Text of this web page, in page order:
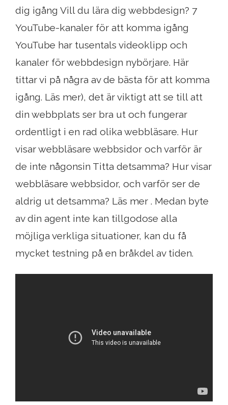
dig igång Vill du lära dig webbdesign? 7
YouTube-kanaler för att komma igång
YouTube har tusentals videoklipp och
kanaler för webbdesign nybörjare. Här
tittar vi på några av de bästa för att komma
igång. Läs mer), det är viktigt att se till att
din webbplats ser bra ut och fungerar
ordentligt i en rad olika webbläsare. Hur
visar webbläsare webbsidor och varför är
de inte någonsin Titta detsamma? Hur visar
webbläsare webbsidor, och varför ser de
aldrig ut detsamma? Läs mer . Medan byte
av din agent inte kan tillgodose alla
möjliga verkliga situationer, kan du få
mycket testning på en bråkdel av tiden.